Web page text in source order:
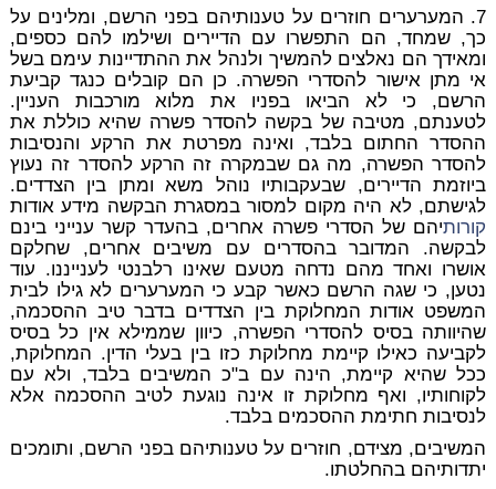
7. המערערים חוזרים על טענותיהם בפני הרשם, ומלינים על
כך, שמחד, הם התפשרו עם הדיירים ושילמו להם כספים,
ומאידך הם נאלצים להמשיך ולנהל את ההתדיינות עימם בשל
אי מתן אישור להסדרי הפשרה. כן הם קובלים כנגד קביעת
הרשם, כי לא הביאו בפניו את מלוא מורכבות העניין.
לטענתם, מטיבה של בקשה להסדר פשרה שהיא כוללת את
ההסדר החתום בלבד, ואינה מפרטת את הרקע והנסיבות
להסדר הפשרה, מה גם שבמקרה זה הרקע להסדר זה נעוץ
ביוזמת הדיירים, שבעקבותיו נוהל משא ומתן בין הצדדים.
לגישתם, לא היה מקום למסור במסגרת הבקשה מידע אודות
קורותיהם של הסדרי פשרה אחרים, בהעדר קשר ענייני בינם
לבקשה. המדובר בהסדרים עם משיבים אחרים, שחלקם
אושרו ואחד מהם נדחה מטעם שאינו רלבנטי לענייננו. עוד
נטען, כי שגה הרשם כאשר קבע כי המערערים לא גילו לבית
המשפט אודות המחלוקת בין הצדדים בדבר טיב ההסכמה,
שהיוותה בסיס להסדרי הפשרה, כיוון שממילא אין כל בסיס
לקביעה כאילו קיימת מחלוקת כזו בין בעלי הדין. המחלוקת,
ככל שהיא קיימת, הינה עם ב"כ המשיבים בלבד, ולא עם
לקוחותיו, ואף מחלוקת זו אינה נוגעת לטיב ההסכמה אלא
לנסיבות חתימת ההסכמים בלבד.
המשיבים, מצידם, חוזרים על טענותיהם בפני הרשם, ותומכים
יתדותיהם בהחלטתו.